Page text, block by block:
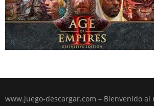
www.juego-descargar.com – Bienvenido al